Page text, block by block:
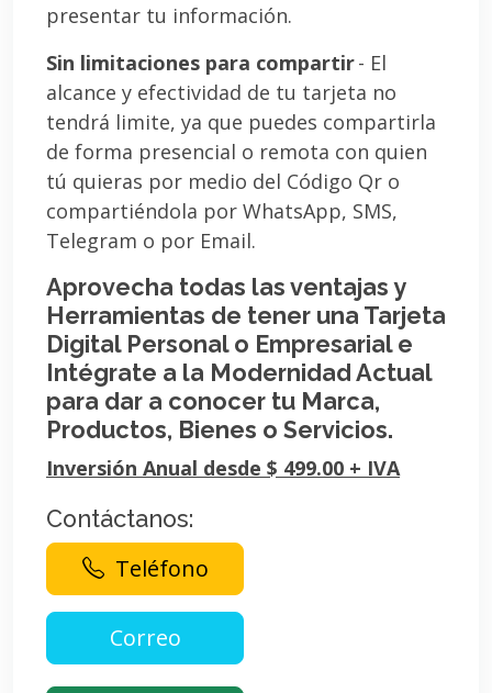
presentar tu información.
Sin limitaciones para compartir- El
alcance y efectividad de tu tarjeta no
tendrá limite, ya que puedes compartirla
de forma presencial o remota con quien
tú quieras por medio del Código Qr o
compartiéndola por WhatsApp, SMS,
Telegram o por Email.
Aprovecha todas las ventajas y
Herramientas de tener una Tarjeta
Digital Personal o Empresarial e
Intégrate a la Modernidad Actual
para dar a conocer tu Marca,
Productos, Bienes o Servicios.
Inversión Anual desde $ 499.00 + IVA
Contáctanos:
Teléfono